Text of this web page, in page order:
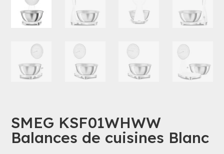
SMEG KSF01WHWW
Balances de cuisines Blanc